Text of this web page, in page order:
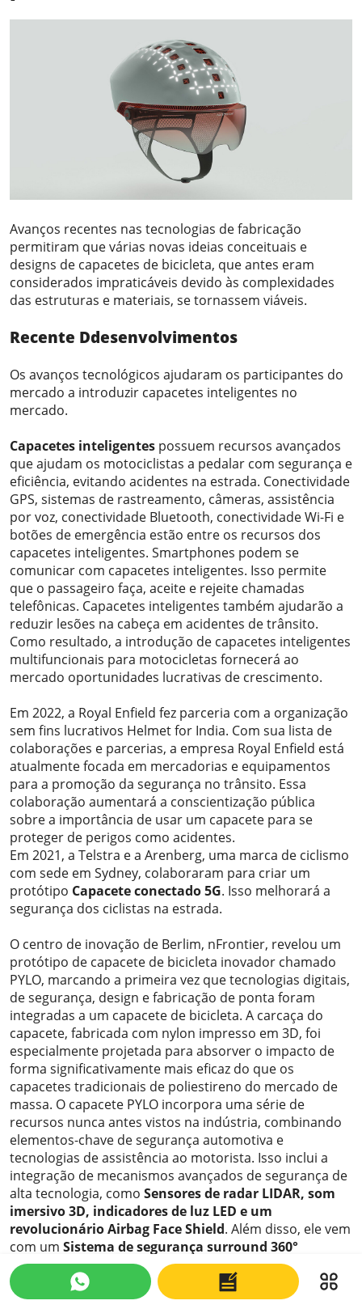
Avanços recentes nas tecnologias de fabricação
permitiram que várias novas ideias conceituais e
designs de capacetes de bicicleta, que antes eram
considerados impraticáveis ​​devido às complexidades
das estruturas e materiais, se tornassem viáveis.
Recente Ddesenvolvimentos
Os avanços tecnológicos ajudaram os participantes do
mercado a introduzir capacetes inteligentes no
mercado.
Capacetes inteligentes possuem recursos avançados
que ajudam os motociclistas a pedalar com segurança e
eficiência, evitando acidentes na estrada. Conectividade
GPS, sistemas de rastreamento, câmeras, assistência
por voz, conectividade Bluetooth, conectividade Wi-Fi e
botões de emergência estão entre os recursos dos
capacetes inteligentes. Smartphones podem se
comunicar com capacetes inteligentes. Isso permite
que o passageiro faça, aceite e rejeite chamadas
telefônicas. Capacetes inteligentes também ajudarão a
reduzir lesões na cabeça em acidentes de trânsito.
Como resultado, a introdução de capacetes inteligentes
multifuncionais para motocicletas fornecerá ao
mercado oportunidades lucrativas de crescimento.
Em 2022, a Royal Enfield fez parceria com a organização
sem fins lucrativos Helmet for India. Com sua lista de
colaborações e parcerias, a empresa Royal Enfield está
atualmente focada em mercadorias e equipamentos
para a promoção da segurança no trânsito. Essa
colaboração aumentará a conscientização pública
sobre a importância de usar um capacete para se
proteger de perigos como acidentes.
Em 2021, a Telstra e a Arenberg, uma marca de ciclismo
com sede em Sydney, colaboraram para criar um
protótipo Capacete conectado 5G. Isso melhorará a
segurança dos ciclistas na estrada.
O centro de inovação de Berlim, nFrontier, revelou um
protótipo de capacete de bicicleta inovador chamado
PYLO, marcando a primeira vez que tecnologias digitais,
de segurança, design e fabricação de ponta foram
integradas a um capacete de bicicleta. A carcaça do
capacete, fabricada com nylon impresso em 3D, foi
especialmente projetada para absorver o impacto de
forma significativamente mais eficaz do que os
capacetes tradicionais de poliestireno do mercado de
massa. O capacete PYLO incorpora uma série de
recursos nunca antes vistos na indústria, combinando
elementos-chave de segurança automotiva e
tecnologias de assistência ao motorista. Isso inclui a
integração de mecanismos avançados de segurança de
alta tecnologia, como Sensores de radar LIDAR, som
imersivo 3D, indicadores de luz LED e um
revolucionário Airbag Face Shield. Além disso, ele vem
com um Sistema de segurança surround 360°
inteligentee uma pastilha tricotada em 3D versátil,
ressaltando sua abordagem abrangente de segurança e
design.